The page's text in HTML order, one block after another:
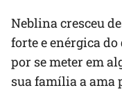
Neblina cresceu
forte e enérgica
por se meter em
sua família a ama